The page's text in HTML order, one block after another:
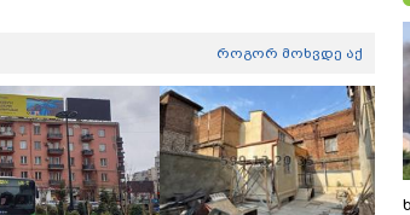
როგორ მოხვდე აქ